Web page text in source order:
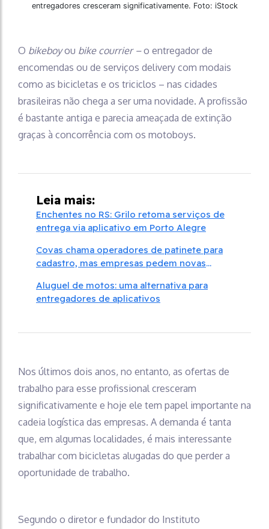
entregadores cresceram significativamente. Foto: iStock
O bikeboyou bike courrier –o entregador de
encomendas ou de serviços delivery com modais
como as bicicletas e os triciclos – nas cidades
brasileiras não chega a ser uma novidade. A profissão
é bastante antiga e parecia ameaçada de extinção
graças à concorrência com os motoboys.
Leia mais:
Enchentes no RS: Grilo retoma serviços de
entrega via aplicativo em Porto Alegre
Covas chama operadores de patinete para
cadastro, mas empresas pedem novas
Aluguel de motos: uma alternativa para
entregadores de aplicativos
Nos últimos dois anos, no entanto, as ofertas de
trabalho para esse profissional cresceram
significativamente e hoje ele tem papel importante na
cadeia logística das empresas. A demanda é tanta
que, em algumas localidades, é mais interessante
trabalhar com bicicletas alugadas do que perder a
oportunidade de trabalho.
Segundo o diretor e fundador do Instituto